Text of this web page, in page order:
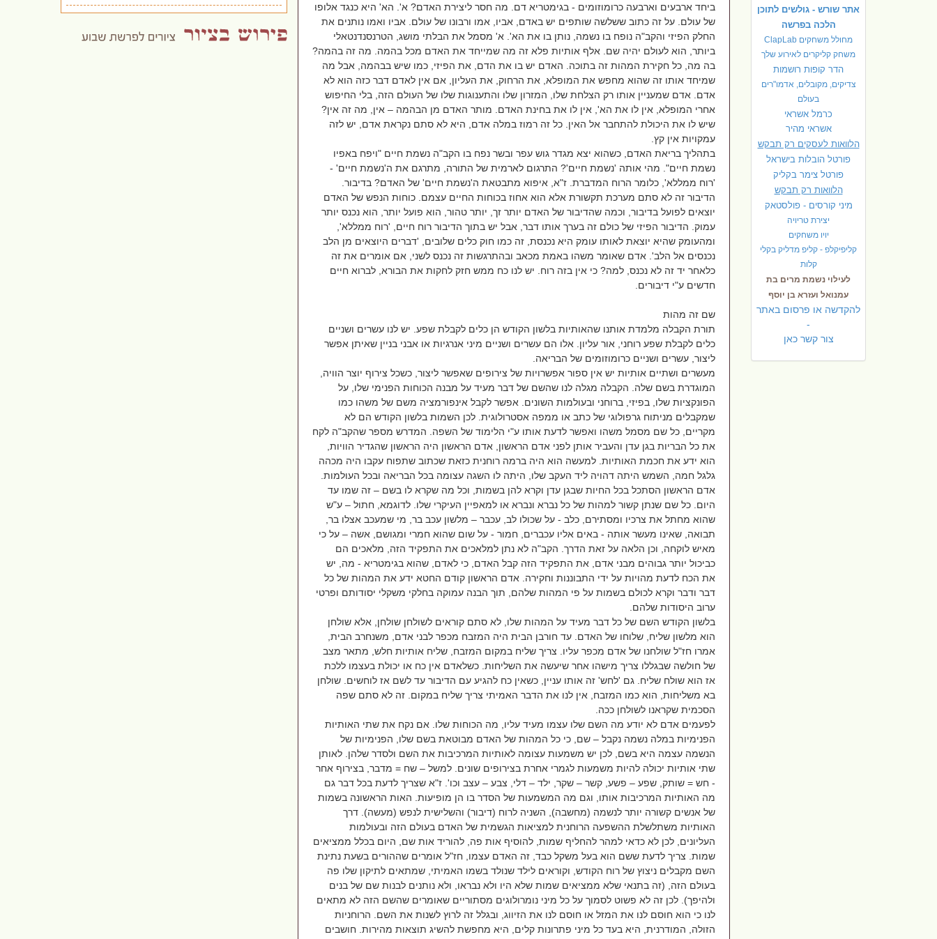
אתר שורש - גולשים לתוכן
הלכה בפרשה
מחולל משחקים ClapLab
משחק קליקרים לאירוע שלך
הדר קופות רושמות
צדיקים, מקובלים, אדמו"רים
בעולם
כרמל אשראי
אשראי מהיר
הלוואות לעסקים רק תבקש
פורטל הובלות בישראל
פורטל צימר בקליק
הלוואות רק תבקש
מיני קורסים - פולסטאק
יצירת טריויה
יויו משחקים
קליפיקלפ - קליפ מדליק בקלי
קלות
לעילוי נשמת מרים בת
עמנואל ועזרא בן יוסף
להקדשה או פרסום באתר
-
צור קשר כאן
ביחד ארבעים וארבעה כרומוזומים - בגימטריא דם. מה חסר ליצירת האדם? א'. הא' היא כנגד אלופו
של עולם. על זה כתוב ששלשה שותפים יש באדם, אביו, אמו ורבונו של עולם. אביו ואמו נותנים את
החלק הפיזי והקב"ה נופח בו נשמה, נותן בו את הא'. א' מסמל את הבלתי מושג, הטרנסנדנטאלי
ביותר, הוא לעולם יהיה שם. אלף אותיות פלא זה מה שמייחד את האדם מכל בהמה. מה זה בהמה?
בה מה, כל חקירת המהות זה בתוכה. האדם יש בו את הדם, את הפיזי, כמו שיש בבהמה, אבל מה
שמיחד אותו זה שהוא מחפש את המופלא, את הרחוק, את העליון, אם אין לאדם דבר כזה הוא לא
אדם. אדם שמעניין אותו רק הצלחת שלו, המזרון שלו והתענוגות שלו של העולם הזה, בלי החיפוש
אחרי המופלא, אין לו את הא', אין לו את בחינת האדם. מותר האדם מן הבהמה – אין, מה זה אין?
שיש לו את היכולת להתחבר אל האין. כל זה רמוז במלה אדם, היא לא סתם נקראת אדם, יש לזה
עמקויות אין קץ.
בתהליך בריאת האדם, כשהוא יצא מגדר גוש עפר ובשר נפח בו הקב"ה נשמת חיים "ויפח באפיו
נשמת חיים". מהי אותה 'נשמת חיים'? התרגום לארמית של התורה, מתרגם את ה'נשמת חיים' -
'רוח ממללא', כלומר הרוח המדברת. ז"א, איפוא מתבטאת ה'נשמת חיים' של האדם? בדיבור.
הדיבור זה לא סתם מערכת תקשורת אלא הוא אחוז בכוחות החיים עצמם. כוחות הנפש של האדם
יוצאים לפועל בדיבור, וכמה שהדיבור של האדם יותר זך, יותר טהור, הוא פועל יותר, הוא נכנס יותר
עמוק. הדיבור הפיזי של כולם זה בערך אותו דבר, אבל יש בתוך הדיבור רוח חיים, 'רוח ממללא',
ומהעומק שהיא יוצאת לאותו עומק היא נכנסת, זה כמו חוק כלים שלובים, 'דברים היוצאים מן הלב
נכנסים אל הלב'. אדם שאומר משהו באמת מכאב ובהתרגשות זה נכנס לשני, אם אומרים את זה
כלאחר יד זה לא נכנס, למה? כי אין בזה רוח. יש לנו כח ממש חזק לחקות את הבורא, לברוא חיים
חדשים ע"י דיבורים.
שם זה מהות
תורת הקבלה מלמדת אותנו שהאותיות בלשון הקודש הן כלים לקבלת שפע. יש לנו עשרים ושניים
כלים לקבלת שפע רוחני, אור עליון. אלו הם עשרים ושניים מיני אנרגיות או אבני בניין שאיתן אפשר
ליצור, עשרים ושניים כרומוזומים של הבריאה.
מעשרים ושתיים אותיות יש אין ספור אפשרויות של צירופים שאפשר ליצור, כשכל צירוף יוצר הוויה,
המוגדרת בשם שלה. הקבלה מגלה לנו שהשם של דבר מעיד על מבנה הכוחות הפנימי שלו, על
הפונקציות שלו, בפיזי, ברוחני ובעולמות השונים. אפשר לקבל אינפורמציה משם של משהו כמו
שמקבלים מניתוח גרפולוגי של כתב או ממפה אסטרולוגית. לכן השמות בלשון הקודש הם לא
מקריים, כל שם מסמל משהו ואפשר לדעת אותו ע"י הלימוד של השפה. המדרש מספר שהקב"ה לקח
את כל הבריות בגן עדן והעביר אותן לפני אדם הראשון, אדם הראשון היה הראשון שהגדיר הוויות,
הוא ידע את חכמת האותיות. למעשה הוא היה ברמה רוחנית כזאת שכתוב שתפוח עקבו היה מכהה
גלגל חמה, השמש היתה דהויה ליד העקב שלו, היתה לו השגה עצומה בכל הבריאה ובכל העולמות.
אדם הראשון הסתכל בכל החיות שבגן עדן וקרא להן בשמות, וכל מה שקרא לו בשם – זה שמו עד
היום. כל שם שנתן קשור למהות של כל נברא ונברא או למאפיין העיקרי שלו. לדוגמא, חתול – ע"ש
שהוא מחתל את צרכיו ומסתירם, כלב - על שכולו לב, עכבר – מלשון עכב בר, מי שמעכב אצלו בר,
תבואה, שאינו מעשר אותה - באים אליו עכברים, חמור - על שום שהוא חמרי ומגושם, אשה – על כי
מאיש לוקחה, וכן הלאה על זאת הדרך. הקב"ה לא נתן למלאכים את התפקיד הזה, מלאכים הם
כביכול יותר גבוהים מבני אדם, את התפקיד הזה קבל האדם, כי לאדם, שהוא בגימטריא - מה, יש
את הכח לדעת מהויות על ידי התבוננות וחקירה. אדם הראשון קודם החטא ידע את המהות של כל
דבר ודבר וקרא לכולם בשמות על פי המהות שלהם, תוך הבנה עמוקה בחלקי משקלי יסודותם ופרטי
ערוב היסודות שלהם.
בלשון הקודש השם של כל דבר מעיד על המהות שלו, לא סתם קוראים לשולחן שולחן, אלא שולחן
הוא מלשון שליח, שלוחו של האדם. עד חורבן הבית היה המזבח מכפר לבני אדם, משנחרב הבית,
אמרו חז"ל שולחנו של אדם מכפר עליו. צריך שליח במקום המזבח, שליח אותיות חלש, מתאר מצב
של חולשה שבגללו צריך מישהו אחר שיעשה את השליחות. כשלאדם אין כח או יכולת בעצמו ללכת
אז הוא שולח שליח. גם 'לחש' זה אותו עניין, כשאין כח להגיע עם הדיבור עד לשם אז לוחשים. שולחן
בא משליחות, הוא כמו המזבח, אין לנו את הדבר האמיתי צריך שליח במקום. זה לא סתם שפה
הסכמית שקראנו לשולחן ככה.
לפעמים אדם לא יודע מה השם שלו עצמו מעיד עליו, מה הכוחות שלו. אם נקח את שתי האותיות
הפנימיות במלה נשמה נקבל – שם, כי כל המהות של האדם מבוטאת בשם שלו, הפנימיות של
הנשמה עצמה היא בשם, לכן יש משמעות עצומה לאותיות המרכיבות את השם ולסדר שלהן. לאותן
שתי אותיות יכולה להיות משמעות לגמרי אחרת בצירופים שונים. למשל – שח = מדבר, בצירוף אחר
- חש = שותק, שפע – פשע, קשר – שקר, ילד – דלי, צבע – עצב וכו'. ז"א שצריך לדעת בכל דבר גם
מה האותיות המרכיבות אותו, וגם מה המשמעות של הסדר בו הן מופיעות. האות הראשונה בשמות
של אנשים קשורה יותר לנשמה (מחשבה), השניה לרוח (דיבור) והשלישית לנפש (מעשה). דרך
האותיות משתלשלת ההשפעה הרוחנית למציאות הגשמית של האדם בעולם הזה ובעולמות
העליונים, לכן לא כדאי למהר להחליף שמות, להוסיף אות פה, להוריד אות שם, היום בכלל ממציאים
שמות. צריך לדעת ששם הוא בעל משקל כבד, זה האדם עצמו, חז"ל אומרים שההורים בשעת נתינת
השם מקבלים ניצוץ של רוח הקודש, וקוראים לילד שנולד בשמו האמיתי, שמתאים לתיקון שלו פה
בעולם הזה, (זה בתנאי שלא ממציאים שמות שלא היו ולא נבראו, ולא נותנים לבנות שם של בנים
ולהיפך). לכן זה לא פשוט לסמוך על כל מיני נומרולוגים מסתוריים שאומרים שהשם הזה לא מתאים
לנו כי הוא חוסם לנו את המזל או חוסם לנו את הזיווג, ובגלל זה לרוץ לשנות את השם. הרוחניות
הזולה, המודרנית, היא בעד כל מיני פתרונות קלים, היא מחפשת להשיג תוצאות מהירות. חושבים